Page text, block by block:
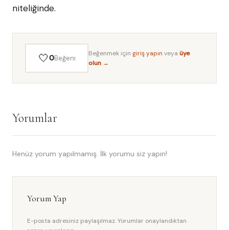
niteliğinde.
🤍0Beğeni
Beğenmek için giriş yapın veya üye
olun →
Yorumlar
Henüz yorum yapılmamış. İlk yorumu siz yapın!
Yorum Yap
E-posta adresiniz paylaşılmaz. Yorumlar onaylandıktan